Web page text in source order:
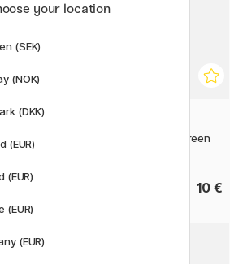
Pocket Pad Carnet Lime green
10 €
your location
(SEK)
(NOK)
(DKK)
(EUR)
(EUR)
(EUR)
(EUR)